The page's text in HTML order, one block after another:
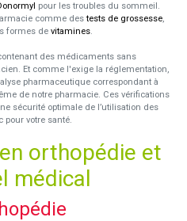
pour les troubles du sommeil.
comme destests de grossesse,
formes de vitamines.
des médicaments sans
Et comme l'exige la réglementation,
pharmaceutique correspondant à
de notre pharmacie. Ces vérifications
sécurité optimale de l’utilisation des
votre santé.
orthopédie et
médical